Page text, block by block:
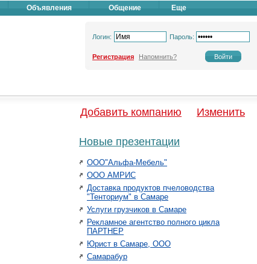
Объявления Общение Еще
Логин: Пароль:
Регистрация Напомнить?
Добавить компанию Изменить
Новые презентации
ООО"Альфа-Мебель"
ООО АМРИС
Доставка продуктов пчеловодства
"Тенториум" в Самаре
Услуги грузчиков в Самаре
Рекламное агентство полного цикла
ПАРТНЕР
Юрист в Самаре, ООО
Самарабур